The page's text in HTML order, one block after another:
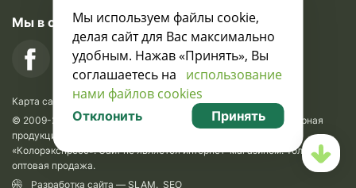
Мы в социальных сетях
Карта сайта
© 2009-2026 Krasavik.by. Сувениры оптом. Рекламно-сувенирная
продукция и сувениры с логотипом. УНН 100873745, ООО
«Колорэкспресс». Сайт не является интернет-магазином. Только
оптовая продажа.
Разработка сайта — SLAM. SEO
Мы используем файлы cookie,
делая сайт для Вас максимально
удобным. Нажав «Принять», Вы
соглашаетесь на использование
нами файлов cookies
Отклонить Принять